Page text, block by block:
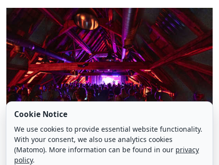
Cookie Notice
We use cookies to provide essential website functionality.
With your consent, we also use analytics cookies
(Matomo). More information can be found in our privacy
policy.